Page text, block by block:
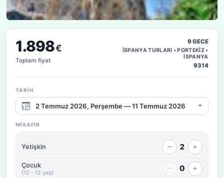
1.898€
Toplam fiyat
9 GECE
İSPANYA TURLARI • PORTEKİZ •
İSPANYA
9314
TARIH
Çıkış tarihi aralığı
MISAFIR
Yetişkin 2
Çocuk
(12 – 12 yaş) 0